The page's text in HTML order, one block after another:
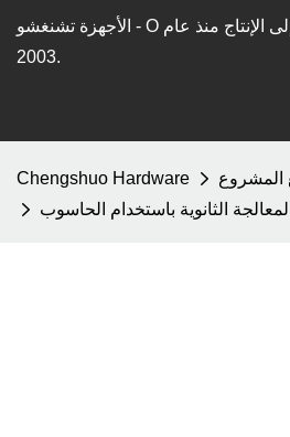
الأجهزة تشنغشو - O منذ عام
2003.
Chengshuo Hardware المشروع